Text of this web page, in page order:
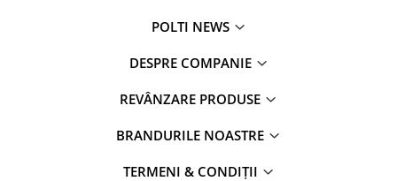
POLTI NEWS
DESPRE COMPANIE
REVÂNZARE PRODUSE
BRANDURILE NOASTRE
TERMENI & CONDIȚII